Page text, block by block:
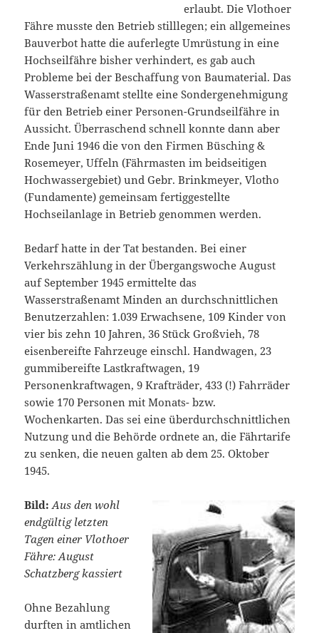
erlaubt. Die Vlothoer
Fähre musste den Betrieb stilllegen; ein allgemeines
Bauverbot hatte die auferlegte Umrüstung in eine
Hochseilfähre bisher verhindert, es gab auch
Probleme bei der Beschaffung von Baumaterial. Das
Wasserstraßenamt stellte eine Sondergenehmigung
für den Betrieb einer Personen-Grundseilfähre in
Aussicht. Überraschend schnell konnte dann aber
Ende Juni 1946 die von den Firmen Büsching &
Rosemeyer, Uffeln (Fährmasten im beidseitigen
Hochwassergebiet) und Gebr. Brinkmeyer, Vlotho
(Fundamente) gemeinsam fertiggestellte
Hochseilanlage in Betrieb genommen werden.
Bedarf hatte in der Tat bestanden. Bei einer
Verkehrszählung in der Übergangswoche August
auf September 1945 ermittelte das
Wasserstraßenamt Minden an durchschnittlichen
Benutzerzahlen: 1.039 Erwachsene, 109 Kinder von
vier bis zehn 10 Jahren, 36 Stück Großvieh, 78
eisenbereifte Fahrzeuge einschl. Handwagen, 23
gummibereifte Lastkraftwagen, 19
Personenkraftwagen, 9 Krafträder, 433 (!) Fahrräder
sowie 170 Personen mit Monats- bzw.
Wochenkarten. Das sei eine überdurchschnittlichen
Nutzung und die Behörde ordnete an, die Fährtarife
zu senken, die neuen galten ab dem 25. Oktober
1945.
Bild:Aus den wohl
endgültig letzten
Tagen einer Vlothoer
Fähre: August
Schatzberg kassiert
Ohne Bezahlung
durften in amtlichen